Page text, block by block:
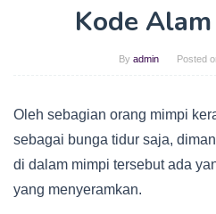
Kode
By admin Posted
Oleh sebagian orang mimpi
sebagai bunga tidur saja,
di dalam mimpi tersebut ada
yang menyeramkan.